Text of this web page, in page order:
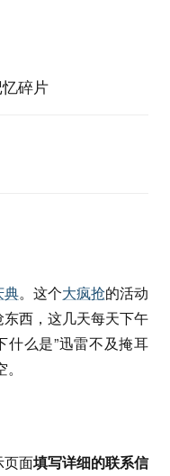
碎片
典。这个大疯抢的活动
西，这几天每天下午
什么是”迅雷不及掩耳
页面填写详细的联系信